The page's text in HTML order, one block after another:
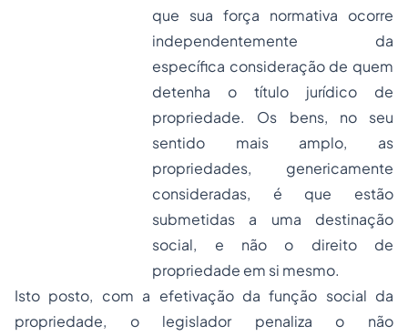
que sua força normativa ocorre
independentemente da
específica consideração de quem
detenha o título jurídico de
propriedade. Os bens, no seu
sentido mais amplo, as
propriedades, genericamente
consideradas, é que estão
submetidas a uma destinação
social, e não o direito de
propriedade em si mesmo.
Isto posto, com a efetivação da função social da
propriedade, o legislador penaliza o não